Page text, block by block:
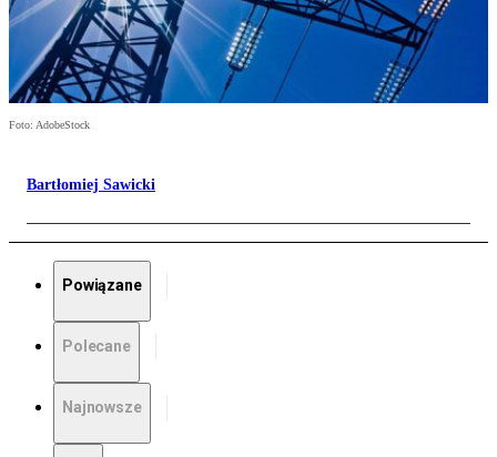
Foto: AdobeStock
Bartłomiej Sawicki
Powiązane
Polecane
Najnowsze